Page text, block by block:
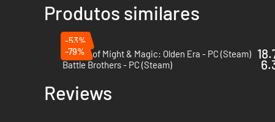
A escuridão recai sobre o mundo de Nostria.
lutar e restaurar finalmente a paz e a ordem em Nostria!
King's Bounty II é a tão esperada continuação da
história épica, facções, inimigos e novos recursos para
nas ruas, todas as nações ultramarinas negando a
Produtos similares
-53%
Heroes of Might & Magic: Olden Era - PC (Steam)
-79%
Battle Brothers - PC (Steam)
Reviews